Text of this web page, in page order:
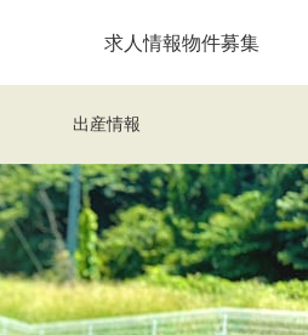
求人情報物件募集
出産情報